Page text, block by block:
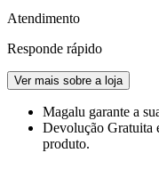
Atendimento
Responde rápido
Ver mais sobre a loja
Magalu garante a
Devolução Gratuita
produto.